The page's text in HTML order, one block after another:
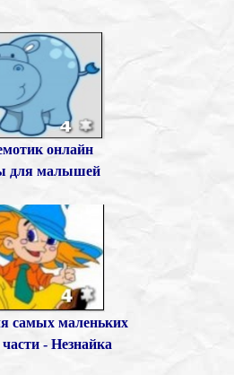
онлайн
для малышей
самых маленьких
части - Незнайка